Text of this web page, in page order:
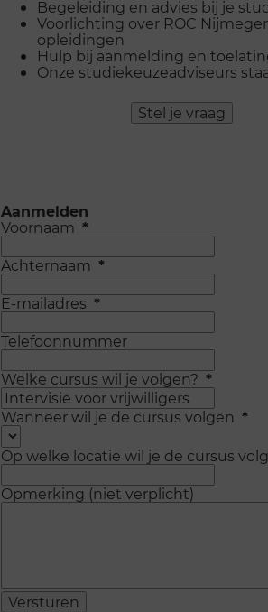
Begeleiding en advies bij je
Voorlichting over ROC
opleidingen
Hulp bij aanmelding en
Onze studiekeuzeadviseurs
Stel je vraag
Aanmelden
Voornaam *
Achternaam *
E-mailadres *
Telefoonnummer
Welke cursus wil je volgen? *
Wanneer wil je de cursus volgen *
Op welke locatie wil je de cursus
Opmerking (niet verplicht)
Versturen